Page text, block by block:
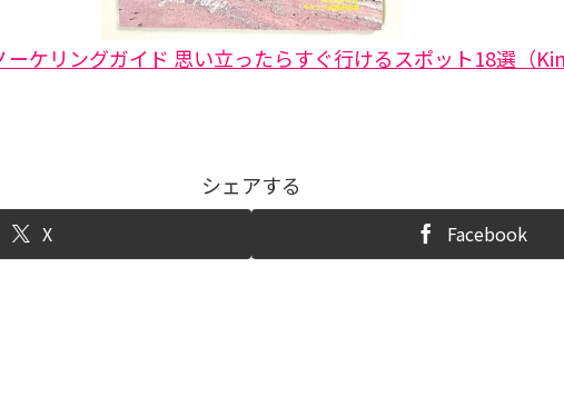
ケリングガイド 思い立ったらすぐ行けるスポット18選（
シェアする
X Facebook